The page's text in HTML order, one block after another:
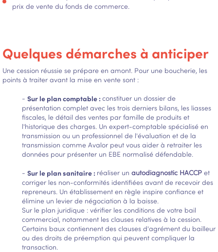
prix de vente du fonds de commerce.
Quelques démarches à anticiper
Une cession réussie se prépare en amont. Pour une boucherie, les
points à traiter avant la mise en vente sont :
- Sur le plan comptable : constituer un dossier de
présentation complet avec les trois derniers bilans, les liasses
fiscales, le détail des ventes par famille de produits et
l'historique des charges. Un expert-comptable spécialisé en
transmission ou un professionnel de l'évaluation et de la
transmission comme Avalor peut vous aider à retraiter les
données pour présenter un EBE normalisé défendable.
- Sur le plan sanitaire : réaliser un autodiagnostic HACCP et
corriger les non-conformités identifiées avant de recevoir des
repreneurs. Un établissement en règle inspire confiance et
élimine un levier de négociation à la baisse.
Sur le plan juridique : vérifier les conditions de votre bail
commercial, notamment les clauses relatives à la cession.
Certains baux contiennent des clauses d'agrément du bailleur
ou des droits de préemption qui peuvent compliquer la
transaction.